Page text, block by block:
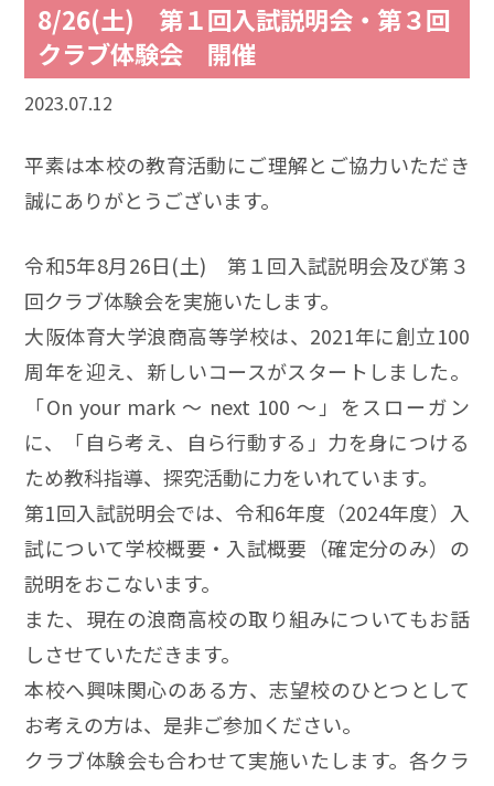
8/26(土) 第１回入試説明会・第３回
クラブ体験会 開催
2023.07.12
平素は本校の教育活動にご理解とご協力いただき
誠にありがとうございます。
令和5年8月26日(土) 第１回入試説明会及び第３
回クラブ体験会を実施いたします。
大阪体育大学浪商高等学校は、2021年に創立100
周年を迎え、新しいコースがスタートしました。
「On your mark ～ next 100 ～」をスローガン
に、「自ら考え、自ら行動する」力を身につける
ため教科指導、探究活動に力をいれています。
第1回入試説明会では、令和6年度（2024年度）入
試について学校概要・入試概要（確定分のみ）の
説明をおこないます。
また、現在の浪商高校の取り組みについてもお話
しさせていただきます。
本校へ興味関心のある方、志望校のひとつとして
お考えの方は、是非ご参加ください。
クラブ体験会も合わせて実施いたします。各クラ